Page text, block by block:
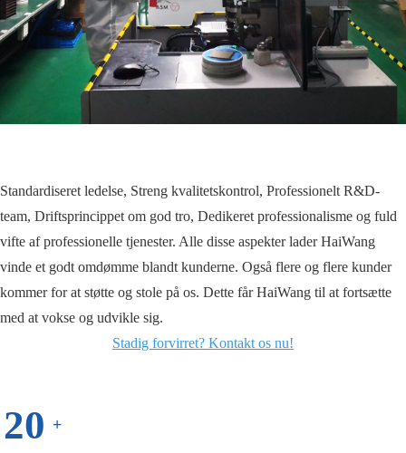
Standardiseret ledelse, Streng kvalitetskontrol, Professionelt R&D-
team, Driftsprincippet om god tro, Dedikeret professionalisme og fuld
vifte af professionelle tjenester. Alle disse aspekter lader HaiWang
vinde et godt omdømme blandt kunderne. Også flere og flere kunder
kommer for at støtte og stole på os. Dette får HaiWang til at fortsætte
med at vokse og udvikle sig.
Stadig forvirret? Kontakt os nu!
20 +